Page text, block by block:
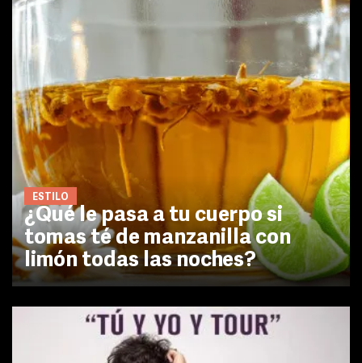
ESTILO
¿Qué le pasa a tu cuerpo si
tomas té de manzanilla con
limón todas las noches?